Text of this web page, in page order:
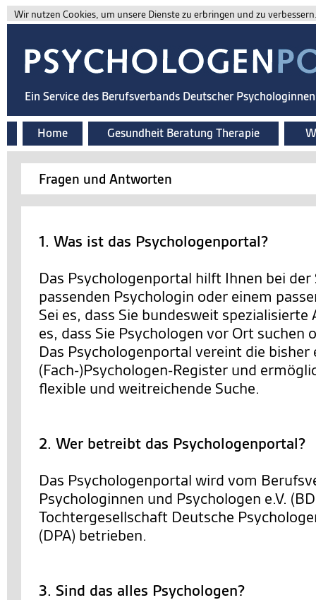
Wir nutzen Cookies, um unsere Dienste zu erbringen und zu
Ein Service des Berufsverbands Deutscher
Home Gesundheit Beratung Therapie
Fragen und Antworten
1. Was ist das Psychologenportal?
Das Psychologenportal hilft Ihnen bei der
passenden Psychologin oder einem
Sei es, dass Sie bundesweit spezialisierte
es, dass Sie Psychologen vor Ort suchen
Das Psychologenportal vereint die bisher
(Fach-)Psychologen-Register und
flexible und weitreichende Suche.
2. Wer betreibt das Psychologenportal?
Das Psychologenportal wird vom
Psychologinnen und Psychologen e.V.
Tochtergesellschaft Deutsche
(DPA) betrieben.
3. Sind das alles Psychologen?